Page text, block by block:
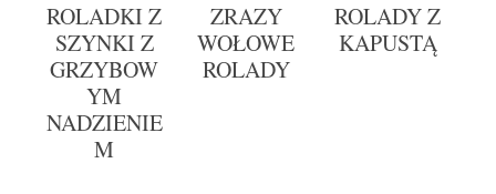
ROLADKI Z
SZYNKI Z
GRZYBOW
YM
NADZIENIE
M
ZRAZY
WOŁOWE
ROLADY
ROLADY Z
KAPUSTĄ